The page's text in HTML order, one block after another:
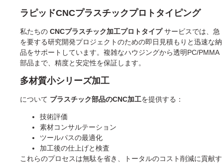
ラピッドCNCプラスチックプロトタイピング
私たちの CNCプラスチック加工プロトタイプサービスでは、急
を要する研究開発プロジェクトのための即日見積もりと迅速な納
品をサポートしています。複雑なハウジングから透明PC/PMMA
部品まで、精度と安定性を保証します。
多材質小シリーズ加工
について プラスチック部品のCNC加工を提供する：
技術評価
素材コンサルテーション
ツールパスの最適化
加工後の仕上げと検査
これらのプロセスは無駄を省き、トータルのコスト削減に貢献す